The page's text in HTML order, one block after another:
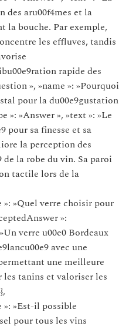
aru00f4mes et la
la bouche. Par exemple,
les effluves, tandis
rapide des
», »name »: »Pourquoi
pour la du00e9gustation
»: »Answer », »text »: »Le
pour sa finesse et sa
la perception des
la robe du vin. Sa paroi
tactile lors de la
»: »Quel verre choisir pour
»:
verre u00e0 Bordeaux
avec une
une meilleure
tanins et valoriser les
»: »Est-il possible
pour tous les vins